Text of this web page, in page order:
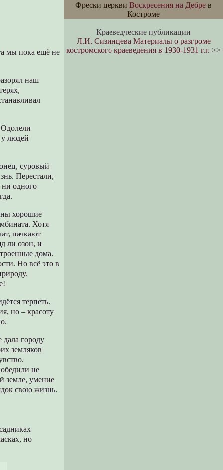
мы пока ещё не
наш
Одолели
у людей
суровый
Перестали,
ни одного
хорошие
Хотя
пачкают
ли озон, и
дома.
Но всё это в
терпеть.
но – красоту
дала городу
земляков
не
земле, умение
свою жизнь.
но
Фрески церкви Воскресения на Дебре в
Костроме
Краеведческие публикации
Л.И. Сизинцева Материалы о разгроме
костромского краеведения в 1930-1931 г.г. >>